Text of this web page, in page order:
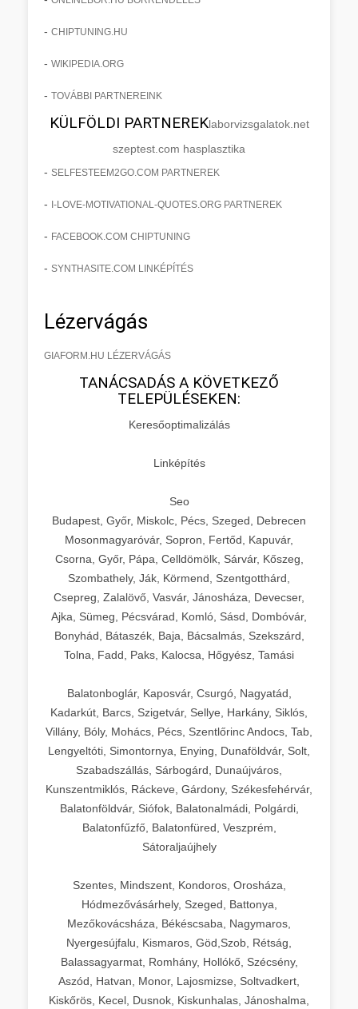
- CHIPTUNING.HU
- WIKIPEDIA.ORG
- TOVÁBBI PARTNEREINK
KÜLFÖLDI PARTNEREKlaborvizsgalatok.net
szeptest.com hasplasztika
- SELFESTEEM2GO.COM PARTNEREK
- I-LOVE-MOTIVATIONAL-QUOTES.ORG PARTNEREK
- FACEBOOK.COM CHIPTUNING
- SYNTHASITE.COM LINKÉPÍTÉS
Lézervágás
GIAFORM.HU LÉZERVÁGÁS
TANÁCSADÁS A KÖVETKEZŐ
TELEPÜLÉSEKEN:
Keresőoptimalizálás
Linképítés
Seo
Budapest, Győr, Miskolc, Pécs, Szeged, Debrecen
Mosonmagyaróvár, Sopron, Fertőd, Kapuvár,
Csorna, Győr, Pápa, Celldömölk, Sárvár, Kőszeg,
Szombathely, Ják, Körmend, Szentgotthárd,
Csepreg, Zalalövő, Vasvár, Jánosháza, Devecser,
Ajka, Sümeg, Pécsvárad, Komló, Sásd, Dombóvár,
Bonyhád, Bátaszék, Baja, Bácsalmás, Szekszárd,
Tolna, Fadd, Paks, Kalocsa, Hőgyész, Tamási
Balatonboglár, Kaposvár, Csurgó, Nagyatád,
Kadarkút, Barcs, Szigetvár, Sellye, Harkány, Siklós,
Villány, Bóly, Mohács, Pécs, Szentlőrinc Andocs, Tab,
Lengyeltóti, Simontornya, Enying, Dunaföldvár, Solt,
Szabadszállás, Sárbogárd, Dunaújváros,
Kunszentmiklós, Ráckeve, Gárdony, Székesfehérvár,
Balatonföldvár, Siófok, Balatonalmádi, Polgárdi,
Balatonfűzfő, Balatonfüred, Veszprém,
Sátoraljaújhely
Szentes, Mindszent, Kondoros, Orosháza,
Hódmezővásárhely, Szeged, Battonya,
Mezőkovácsháza, Békéscsaba, Nagymaros,
Nyergesújfalu, Kismaros, Göd,Szob, Rétság,
Balassagyarmat, Romhány, Hollókő, Szécsény,
Aszód, Hatvan, Monor, Lajosmizse, Soltvadkert,
Kiskőrös, Kecel, Dusnok, Kiskunhalas, Jánoshalma,